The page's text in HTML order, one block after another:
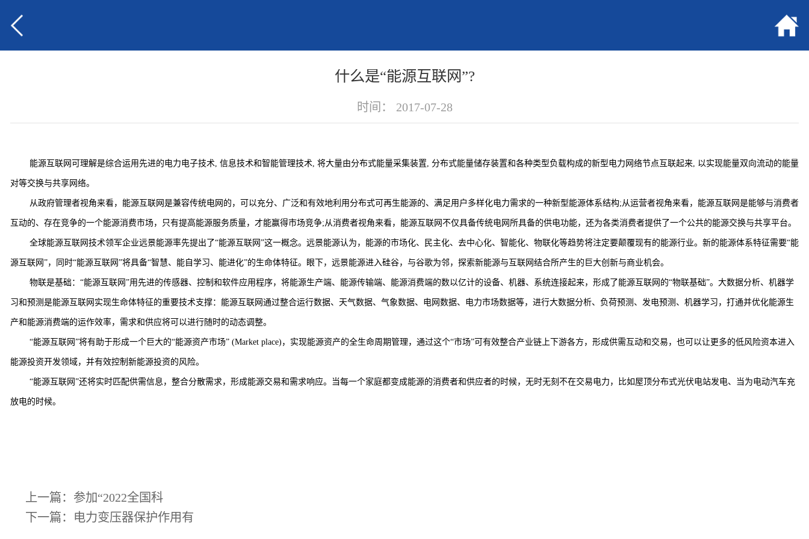
什么是“能源互联网”?
时间： 2017-07-28
能源互联网可理解是综合运用先进的电力电子技术, 信息技术和智能管理技术, 将大量由分布式能量采集装置, 分布式能量储存装置和各种类型负载构成的新型电力网络节点互联起来, 以实现能量双向流动的能量
对等交换与共享网络。
从政府管理者视角来看，能源互联网是兼容传统电网的，可以充分、广泛和有效地利用分布式可再生能源的、满足用户多样化电力需求的一种新型能源体系结构;从运营者视角来看，能源互联网是能够与消费者
互动的、存在竞争的一个能源消费市场，只有提高能源服务质量，才能赢得市场竞争;从消费者视角来看，能源互联网不仅具备传统电网所具备的供电功能，还为各类消费者提供了一个公共的能源交换与共享平台。
全球能源互联网技术领军企业远景能源率先提出了“能源互联网”这一概念。远景能源认为，能源的市场化、民主化、去中心化、智能化、物联化等趋势将注定要颠覆现有的能源行业。新的能源体系特征需要“能
源互联网”，同时“能源互联网”将具备“智慧、能自学习、能进化”的生命体特征。眼下，远景能源进入硅谷，与谷歌为邻，探索新能源与互联网结合所产生的巨大创新与商业机会。
物联是基础：“能源互联网”用先进的传感器、控制和软件应用程序，将能源生产端、能源传输端、能源消费端的数以亿计的设备、机器、系统连接起来，形成了能源互联网的“物联基础”。大数据分析、机器学
习和预测是能源互联网实现生命体特征的重要技术支撑：能源互联网通过整合运行数据、天气数据、气象数据、电网数据、电力市场数据等，进行大数据分析、负荷预测、发电预测、机器学习，打通并优化能源生
产和能源消费端的运作效率，需求和供应将可以进行随时的动态调整。
“能源互联网”将有助于形成一个巨大的“能源资产市场” (Market place)，实现能源资产的全生命周期管理，通过这个“市场”可有效整合产业链上下游各方，形成供需互动和交易，也可以让更多的低风险资本进入
能源投资开发领域，并有效控制新能源投资的风险。
“能源互联网”还将实时匹配供需信息，整合分散需求，形成能源交易和需求响应。当每一个家庭都变成能源的消费者和供应者的时候，无时无刻不在交易电力，比如屋顶分布式光伏电站发电、当为电动汽车充
放电的时候。
上一篇： 参加“2022全国科
下一篇： 电力变压器保护作用有